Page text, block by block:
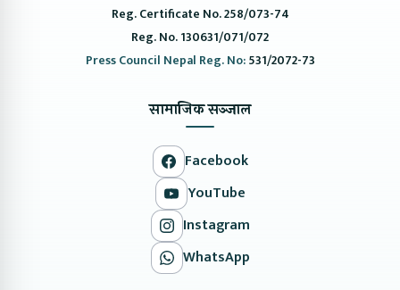
Reg. Certificate No. 258/073-74
Reg. No. 130631/071/072
Press Council Nepal Reg. No:531/2072-73
सामाजिक सञ्जाल
Facebook
YouTube
Instagram
WhatsApp